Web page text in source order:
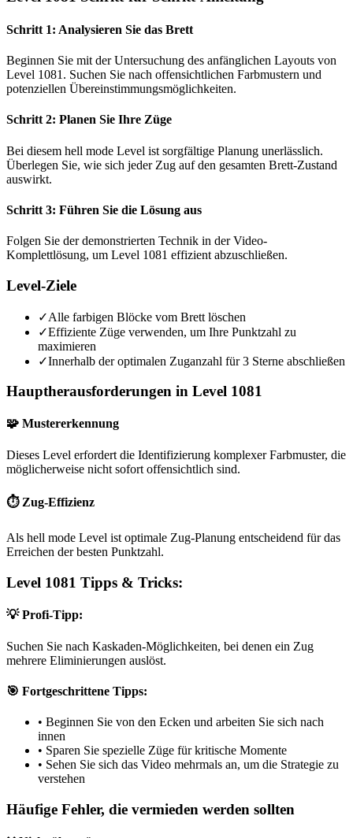
Schritt 1: Analysieren Sie das Brett
Beginnen Sie mit der Untersuchung des anfänglichen Layouts von
Level 1081. Suchen Sie nach offensichtlichen Farbmustern und
potenziellen Übereinstimmungsmöglichkeiten.
Schritt 2: Planen Sie Ihre Züge
Bei diesem hell mode Level ist sorgfältige Planung unerlässlich.
Überlegen Sie, wie sich jeder Zug auf den gesamten Brett-Zustand
auswirkt.
Schritt 3: Führen Sie die Lösung aus
Folgen Sie der demonstrierten Technik in der Video-
Komplettlösung, um Level 1081 effizient abzuschließen.
Level-Ziele
✓Alle farbigen Blöcke vom Brett löschen
✓Effiziente Züge verwenden, um Ihre Punktzahl zu
maximieren
✓Innerhalb der optimalen Zuganzahl für 3 Sterne abschließen
Hauptherausforderungen in Level 1081
🧩 Mustererkennung
Dieses Level erfordert die Identifizierung komplexer Farbmuster, die
möglicherweise nicht sofort offensichtlich sind.
⏱️ Zug-Effizienz
Als hell mode Level ist optimale Zug-Planung entscheidend für das
Erreichen der besten Punktzahl.
Level 1081 Tipps & Tricks:
💡 Profi-Tipp:
Suchen Sie nach Kaskaden-Möglichkeiten, bei denen ein Zug
mehrere Eliminierungen auslöst.
🎯 Fortgeschrittene Tipps:
• Beginnen Sie von den Ecken und arbeiten Sie sich nach
innen
• Sparen Sie spezielle Züge für kritische Momente
• Sehen Sie sich das Video mehrmals an, um die Strategie zu
verstehen
Häufige Fehler, die vermieden werden sollten